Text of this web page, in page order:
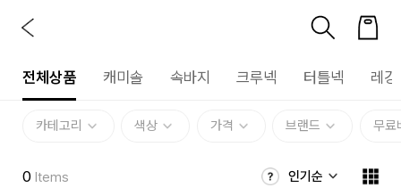
전체상품 캐미솔 속바지 크루넥 터틀넥 레깅
카테고리 색상 가격 브랜드 무료
0 Items 인기순